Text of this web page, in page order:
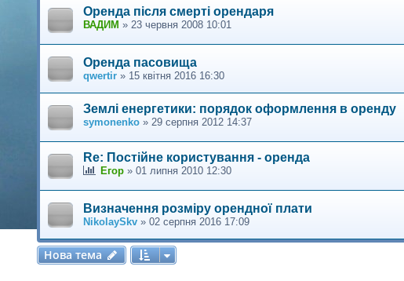
Оренда після смерті орендаря
ВАДИМ » 23 червня 2008 10:01
Оренда пасовища
qwertir » 15 квітня 2016 16:30
Землі енергетики: порядок оформлення в оренду
symonenko » 29 серпня 2012 14:37
Re: Постійне користування - оренда
Егор » 01 липня 2010 12:30
Визначення розміру орендної плати
NikolaySkv » 02 серпня 2016 17:09
Нова тема
Нова тема